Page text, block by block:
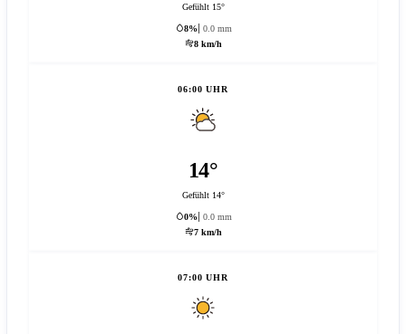
Gefühlt 15°
8%
0.0 mm
8 km/h
06:00 UHR
14°
Gefühlt 14°
0%
0.0 mm
7 km/h
07:00 UHR